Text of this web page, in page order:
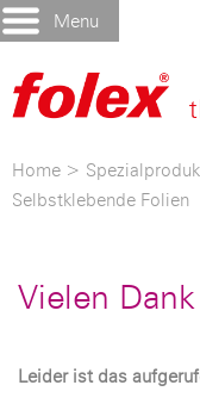
Menu
Home >
Selbstklebende Folien
Vielen
Leider ist das